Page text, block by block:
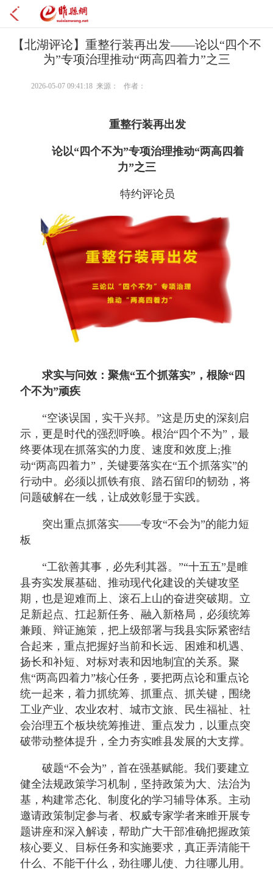
【北湖评论】重整行装再出发——论以“四个不
为”专项治理推动“两高四着力”之三
2026-05-07 09:41:18 来源： 作者：
重整行装再出发
论以“四个不为”专项治理推动“两高四着
力”之三
特约评论员
求实与问效：聚焦“五个抓落实”，根除“四
个不为”顽疾
“空谈误国，实干兴邦。”这是历史的深刻启
示，更是时代的强烈呼唤。根治“四个不为”，最
终要体现在抓落实的力度、速度和效度上;推
动“两高四着力”，关键要落实在“五个抓落实”的
行动中。必须以抓铁有痕、踏石留印的韧劲，将
问题破解在一线，让成效彰显于实践。
突出重点抓落实——专攻“不会为”的能力短
板
“工欲善其事，必先利其器。”“十五五”是睢
县夯实发展基础、推动现代化建设的关键攻坚
期，也是迎难而上、滚石上山的奋进突破期。立
足新起点、扛起新任务、融入新格局，必须统筹
兼顾、辩证施策，把上级部署与我县实际紧密结
合起来，重点把握好当前和长远、困难和机遇、
扬长和补短、对标对表和因地制宜的关系。聚
焦“两高四着力”核心任务，要把两点论和重点论
统一起来，着力抓统筹、抓重点、抓关键，围绕
工业产业、农业农村、城市文旅、民生福祉、社
会治理五个板块统筹推进、重点发力，以重点突
破带动整体提升，全力夯实睢县发展的大支撑。
破题“不会为”，首在强基赋能。我们要建立
健全法规政策学习机制，坚持政策为大、法治为
基，构建常态化、制度化的学习辅导体系。主动
邀请政策制定参与者、权威专家学者来睢开展专
题讲座和深入解读，帮助广大干部准确把握政策
核心要义、目标任务和实施要求，真正弄清能干
什么、不能干什么，劲往哪儿使、力往哪儿用。